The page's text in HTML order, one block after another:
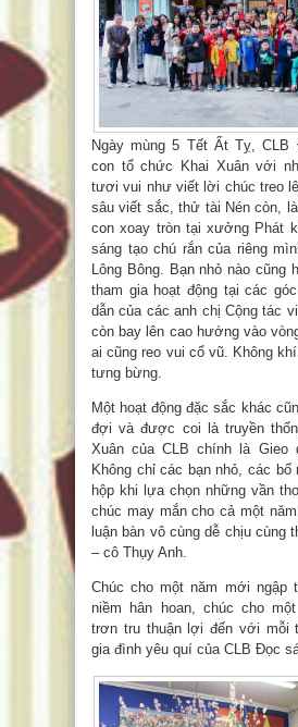
Ngày mùng 5 Tết Ất Tỵ, CLB
con tổ chức Khai Xuân với
tươi vui như viết lời chúc treo
sâu viết sắc, thử tài Nén còn,
con xoay tròn tại xưởng Phát
sáng tạo chú rắn của riêng
Lông Bông. Bạn nhỏ nào cũng
tham gia hoạt động tại các
dẫn của các anh chị Cộng tác
còn bay lên cao hướng vào
ai cũng reo vui cổ vũ. Không
tưng bừng.
Một hoạt động đặc sắc khác
đợi và được coi là truyền
Xuân của CLB chính là Gieo
Không chỉ các bạn nhỏ, các bố
hộp khi lựa chọn những vần
chúc may mắn cho cả một
luận bàn vô cùng dễ chịu cùng
– cô Thụy Anh.
Chúc cho một năm mới ngập
niềm hân hoan, chúc cho
trơn tru thuận lợi đến với mỗi
gia đình yêu quí của CLB Đọc